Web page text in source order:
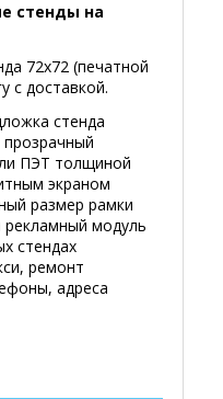
стенды на
72х72 (печатной
с доставкой.
стенда
ПЭТ толщиной
экраном
размер рамки
модуль
стендах
ремонт
адреса